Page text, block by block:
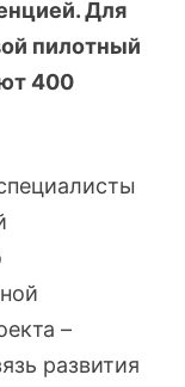
Для
пилотный
400
–
развития